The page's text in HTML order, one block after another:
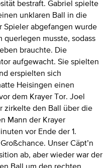
bestraft. Gabriel spielte
unklaren Ball in die
Spieler abgefangen wurde
querlegen musste, sodass
brauchte. Die
aufgewacht. Sie spielten
erspielten sich
Heisingen einen
dem Krayer Tor. Joel
zirkelte den Ball über die
Mann der Krayer
vor Ende der 1.
Unser Cäpt’n
ab, aber wieder war der